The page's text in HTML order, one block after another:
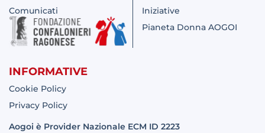
Comunicati
Iniziative
Pianeta Donna AOGOI
INFORMATIVE
Cookie Policy
Privacy Policy
Aogoi è Provider Nazionale ECM ID 2223